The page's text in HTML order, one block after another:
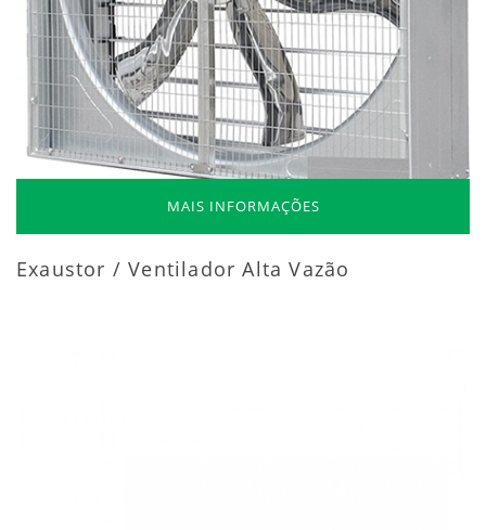
MAIS INFORMAÇÕES
Exaustor / Ventilador Alta Vazão